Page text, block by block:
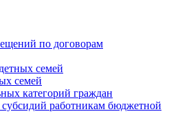
по договорам
семей
семей
категорий граждан
работникам бюджетной